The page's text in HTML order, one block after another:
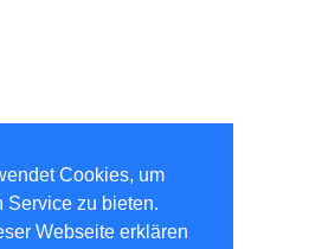
Cookies, um
Service zu bieten.
Webseite erklären